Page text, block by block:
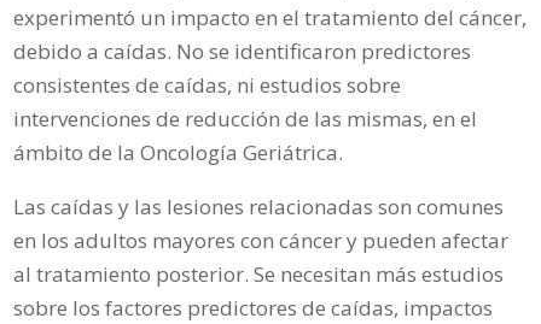
experimentó un impacto en el tratamiento del cáncer,
debido a caídas. No se identificaron predictores
consistentes de caídas, ni estudios sobre
intervenciones de reducción de las mismas, en el
ámbito de la Oncología Geriátrica.
Las caídas y las lesiones relacionadas son comunes
en los adultos mayores con cáncer y pueden afectar
al tratamiento posterior. Se necesitan más estudios
sobre los factores predictores de caídas, impactos